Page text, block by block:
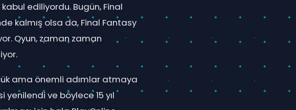
ediliyordu. Bugün, Final
kalmış olsa da, Final Fantasy
Oyun, zaman zaman
ama önemli adımlar atmaya
ve böylece 15 yıl